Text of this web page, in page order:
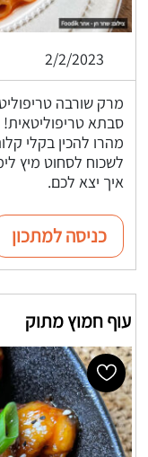
2/2/2023
מרק שורבה
סבתא
מהרו להכין בקלי
לשכוח לסחוט מיץ
איך יצא לכם.
כניסה למתכון
עוף חמוץ מתוק